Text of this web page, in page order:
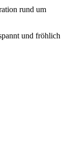
rund um
und fröhlich